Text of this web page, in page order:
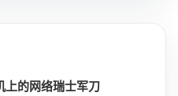
上的网络瑞士军刀